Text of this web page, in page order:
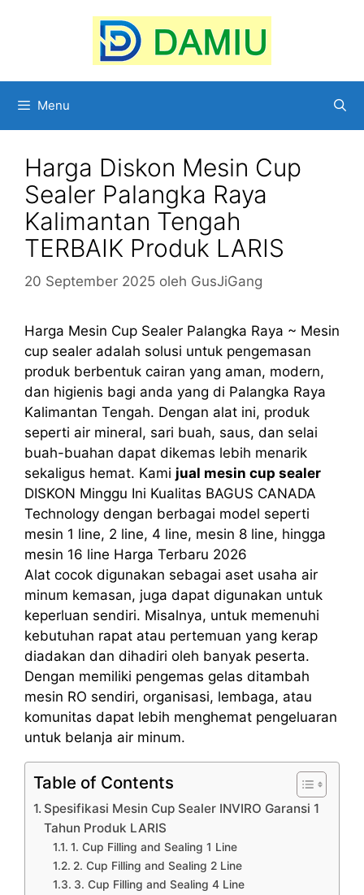
Menu
Harga Diskon Mesin Cup
Sealer Palangka Raya
Kalimantan Tengah
TERBAIK Produk LARIS
20 September 2025 oleh GusJiGang
Harga Mesin Cup Sealer Palangka Raya ~ Mesin
cup sealer adalah solusi untuk pengemasan
produk berbentuk cairan yang aman, modern,
dan higienis bagi anda yang di Palangka Raya
Kalimantan Tengah. Dengan alat ini, produk
seperti air mineral, sari buah, saus, dan selai
buah-buahan dapat dikemas lebih menarik
sekaligus hemat. Kami jual mesin cup sealer
DISKON Minggu Ini Kualitas BAGUS CANADA
Technology dengan berbagai model seperti
mesin 1 line, 2 line, 4 line, mesin 8 line, hingga
mesin 16 line Harga Terbaru 2026
Alat cocok digunakan sebagai aset usaha air
minum kemasan, juga dapat digunakan untuk
keperluan sendiri. Misalnya, untuk memenuhi
kebutuhan rapat atau pertemuan yang kerap
diadakan dan dihadiri oleh banyak peserta.
Dengan memiliki pengemas gelas ditambah
mesin RO sendiri, organisasi, lembaga, atau
komunitas dapat lebih menghemat pengeluaran
untuk belanja air minum.
Table of Contents
Spesifikasi Mesin Cup Sealer INVIRO Garansi 1
Tahun Produk LARIS
1. Cup Filling and Sealing 1 Line
2. Cup Filling and Sealing 2 Line
3. Cup Filling and Sealing 4 Line